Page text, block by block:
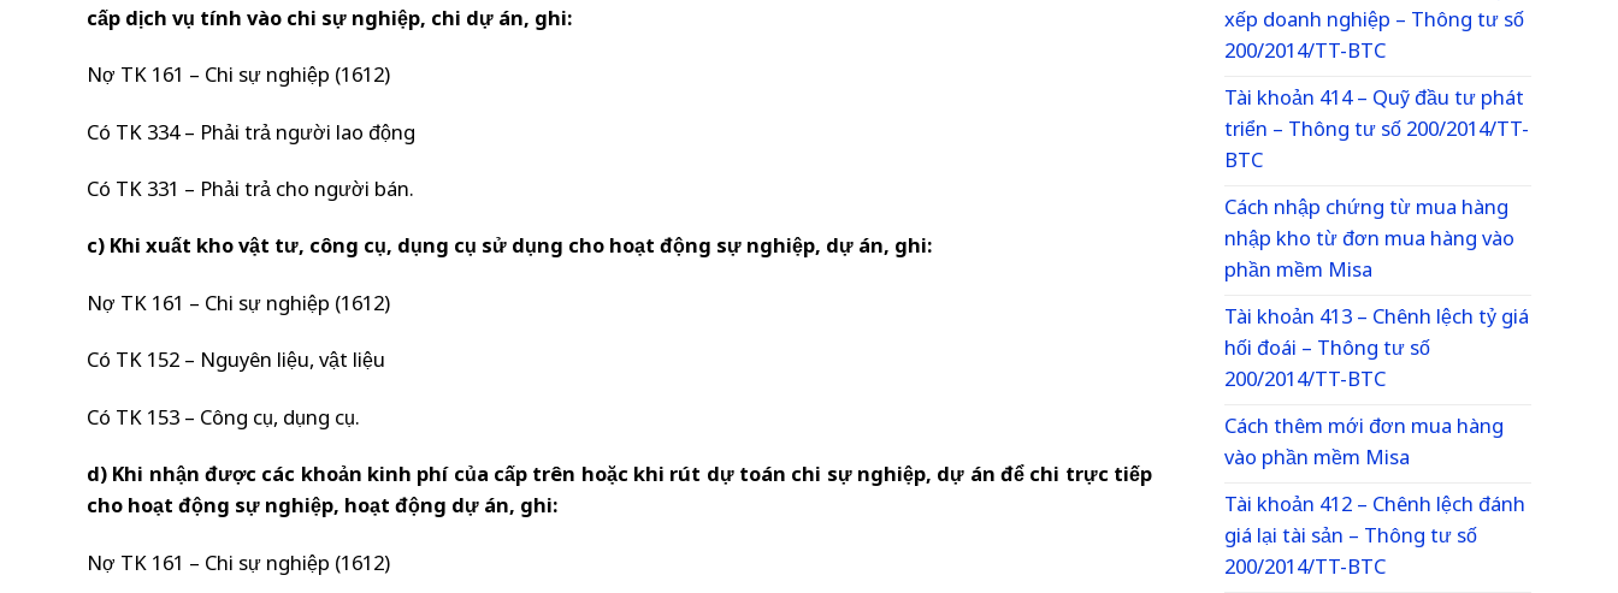
cấp dịch vụ tính vào chi sự nghiệp, chi dự án, ghi:
Nợ TK 161 – Chi sự nghiệp (1612)
Có TK 334 – Phải trả người lao động
Có TK 331 – Phải trả cho người bán.
c) Khi xuất kho vật tư, công cụ, dụng cụ sử dụng cho hoạt động sự nghiệp, dự án, ghi:
Nợ TK 161 – Chi sự nghiệp (1612)
Có TK 152 – Nguyên liệu, vật liệu
Có TK 153 – Công cụ, dụng cụ.
d) Khi nhận được các khoản kinh phí của cấp trên hoặc khi rút dự toán chi sự nghiệp, dự án để chi trực tiếp
cho hoạt động sự nghiệp, hoạt động dự án, ghi:
Nợ TK 161 – Chi sự nghiệp (1612)
xếp doanh nghiệp – Thông tư số
200/2014/TT-BTC
Tài khoản 414 – Quỹ đầu tư phát
triển – Thông tư số 200/2014/TT-
BTC
Cách nhập chứng từ mua hàng
nhập kho từ đơn mua hàng vào
phần mềm Misa
Tài khoản 413 – Chênh lệch tỷ giá
hối đoái – Thông tư số
200/2014/TT-BTC
Cách thêm mới đơn mua hàng
vào phần mềm Misa
Tài khoản 412 – Chênh lệch đánh
giá lại tài sản – Thông tư số
200/2014/TT-BTC